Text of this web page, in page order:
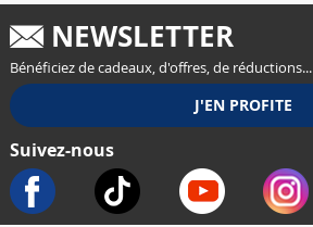
NEWSLETTER
Bénéficiez de cadeaux, d'offres, de réductions...
Suivez-nous